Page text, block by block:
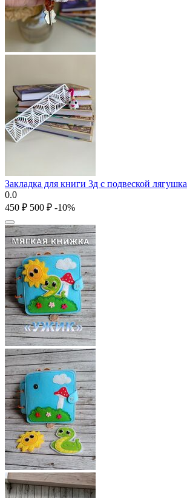
Закладка для книги 3д с подвеской лягушка
0.0
‍450‍ ₽ ‍500‍ ₽ -10%